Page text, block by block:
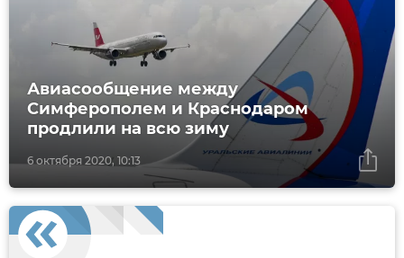
6 октября 2020, 10:13
Авиасообщение между
Симферополем и Краснодаром
продлили на всю зиму